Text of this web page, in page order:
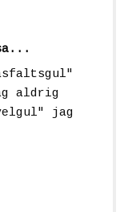
aldrig
jag